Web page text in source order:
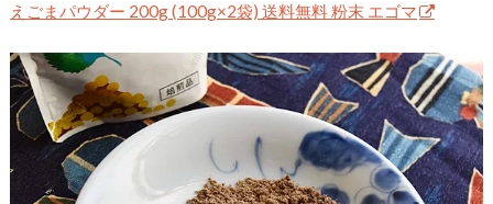
えごまパウダー 200g (100g×2袋) 送料無料 粉末 エゴマ